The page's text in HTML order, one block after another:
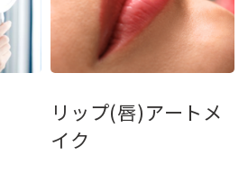
リップ(唇)アートメ
イク